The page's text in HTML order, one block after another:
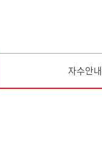
자수안내